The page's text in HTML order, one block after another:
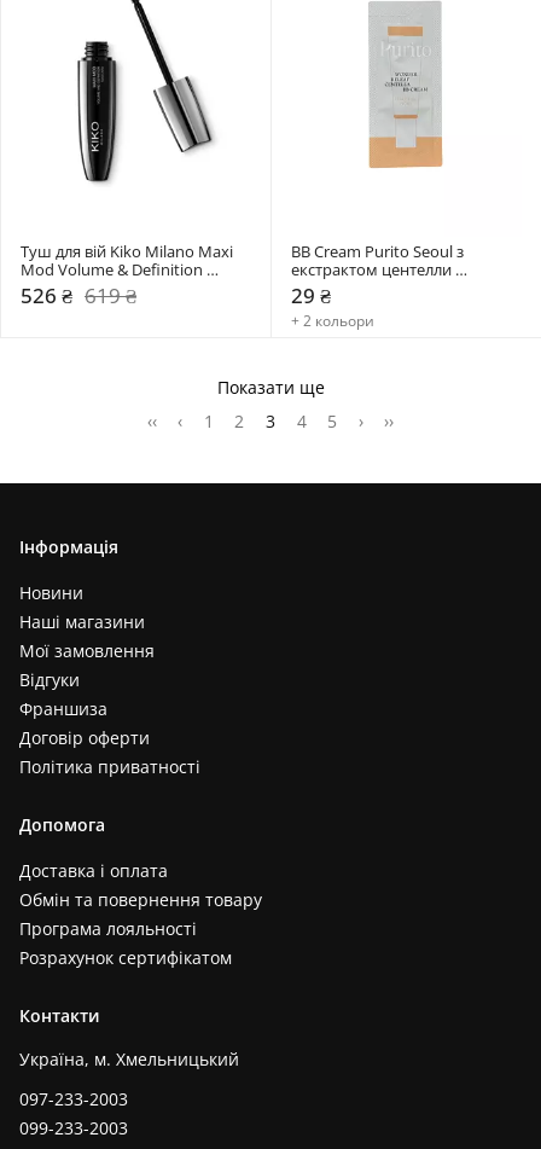
Туш для вій Kiko Milano Maxi
Mod Volume & Definition
Mascara
526 ₴ 619 ₴
BB Cream Purito Seoul з
екстрактом центелли
мініатюра
29 ₴
+ 2 кольори
Показати ще
‹‹
‹ 1 2 3 4 5 › ››
Інформація
Новини
Наші магазини
Мої замовлення
Відгуки
Франшиза
Договір оферти
Політика приватності
Допомога
Доставка і оплата
Обмін та повернення товару
Програма лояльності
Розрахунок сертифікатом
Контакти
Україна, м. Хмельницький
097-233-2003
099-233-2003